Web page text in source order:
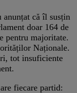
că îl susțin
doar 164 de
pentru majoritate.
Naționale.
tot insuficiente
fiecare partid: